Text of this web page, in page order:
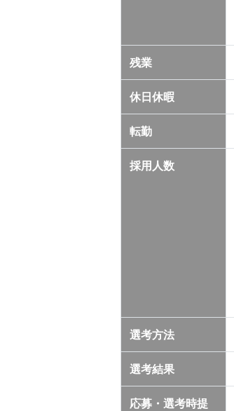
残業
休日休暇
転勤
採用人数
選考方法
選考結果
応募・選考時提